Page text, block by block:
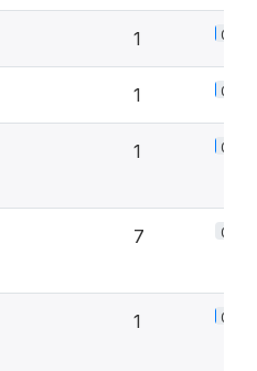
1 0.1%
1 0.1%
1 0.1%
7 0.9%
1 0.1%